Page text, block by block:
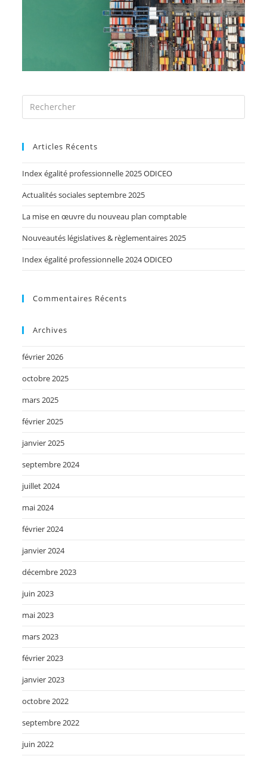
Articles Récents
Index égalité professionnelle 2025 ODICEO
Actualités sociales septembre 2025
La mise en œuvre du nouveau plan comptable
Nouveautés législatives & règlementaires 2025
Index égalité professionnelle 2024 ODICEO
Commentaires Récents
Archives
février 2026
octobre 2025
mars 2025
février 2025
janvier 2025
septembre 2024
juillet 2024
mai 2024
février 2024
janvier 2024
décembre 2023
juin 2023
mai 2023
mars 2023
février 2023
janvier 2023
octobre 2022
septembre 2022
juin 2022